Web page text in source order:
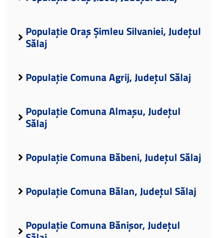
Populație Oraș Șimleu Silvaniei, Județul
Sălaj
Populație Comuna Agrij, Județul Sălaj
Populație Comuna Almașu, Județul
Sălaj
Populație Comuna Băbeni, Județul Sălaj
Populație Comuna Bălan, Județul Sălaj
Populație Comuna Bănișor, Județul